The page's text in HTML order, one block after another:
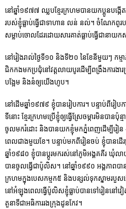
នៅឆ្នាំ១៩៧៧ ឈ្លបខ្មែរក្រហមបានយកប្អូនបង្កើ
របស់ខ្ញុំធ្លាប់ធ្វើជាទាហាន លន់ នល់។ ចំណែកពូ
សម្លាប់ចោលដែរដោយសារគាត់ធ្លាប់ធ្វើជានាយក
នៅរៀងរាល់ថ្ងៃទី១០ និងទី២០ នៃខែនីមួយៗ កម្ម
ជិកកងមកប្រជុំនៅវត្តលាយបូរដើម្បីពង្រឹងការងារ
បង្អែម និងនំឲ្យយើងហូប។
នៅដើមឆ្នាំ១៩៧៩ ខ្ញុំបានរៀបការ។ បន្ទាប់ពីរៀ
ទីនោះ ខ្មែរក្រហមប្រើខ្ញុំឲ្យធ្វើស្រែចម្ការមិនបា
ចូលមករំដោះ និងបានយកខ្ញុំមកភ្នំពេញដើម្បីរ
ពេលជាងមួយខែ។ បន្ទាប់មកពីរៀនចប់ ខ្ញុំបាន
ឆ្នាំ១៩៨០ ខ្ញុំបានប្ដូរមករស់នៅភូមិអង្គគគីរ ឃុំល
បានចូលធ្វើជាប៉ូលិស។ នៅឆ្នាំ១៩៩០ អង្គភាពបា
ក្រហមក្នុងបេសកម្មក៥ និងបន្សល់ទុកស្នាមរបួស
នៅអំឡុងពេលធ្វើប៉ូលិសខ្ញុំធ្លាប់បានទៅរៀននៅ
តួនាទីជាអធិការរងក្រុងដូនកែវ។